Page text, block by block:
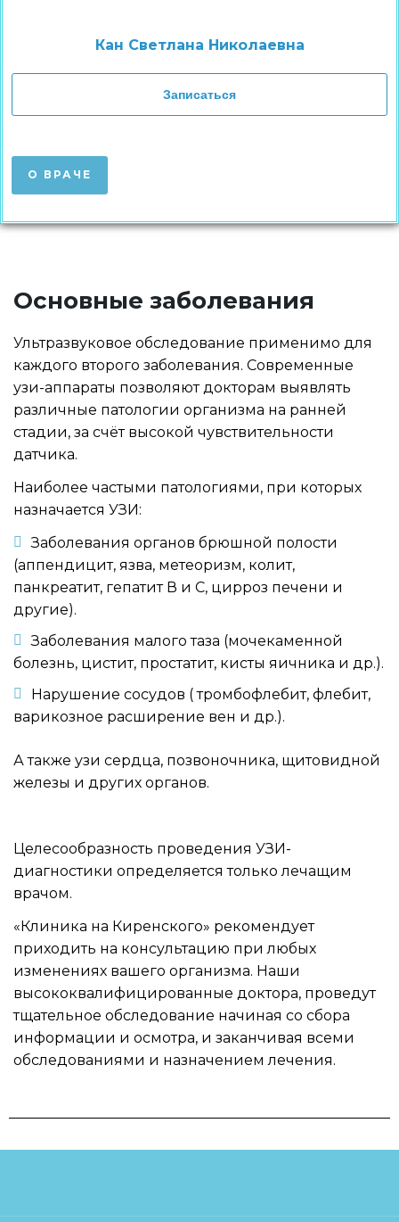
Кан Светлана Николаевна
Записаться
О ВРАЧЕ
Основные заболевания
Ультразвуковое обследование применимо для
каждого второго заболевания. Современные
узи-аппараты позволяют докторам выявлять
различные патологии организма на ранней
стадии, за счёт высокой чувствительности
датчика.
Наиболее частыми патологиями, при которых
назначается УЗИ:
Заболевания органов брюшной полости
(аппендицит, язва, метеоризм, колит,
панкреатит, гепатит В и С, цирроз печени и
другие).
Заболевания малого таза (мочекаменной
болезнь, цистит, простатит, кисты яичника и др.).
Нарушение сосудов ( тромбофлебит, флебит,
варикозное расширение вен и др.).
А также узи сердца, позвоночника, щитовидной
железы и других органов.
Целесообразность проведения УЗИ-
диагностики определяется только лечащим
врачом.
«Клиника на Киренского» рекомендует
приходить на консультацию при любых
изменениях вашего организма. Наши
высококвалифицированные доктора, проведут
тщательное обследование начиная со сбора
информации и осмотра, и заканчивая всеми
обследованиями и назначением лечения.